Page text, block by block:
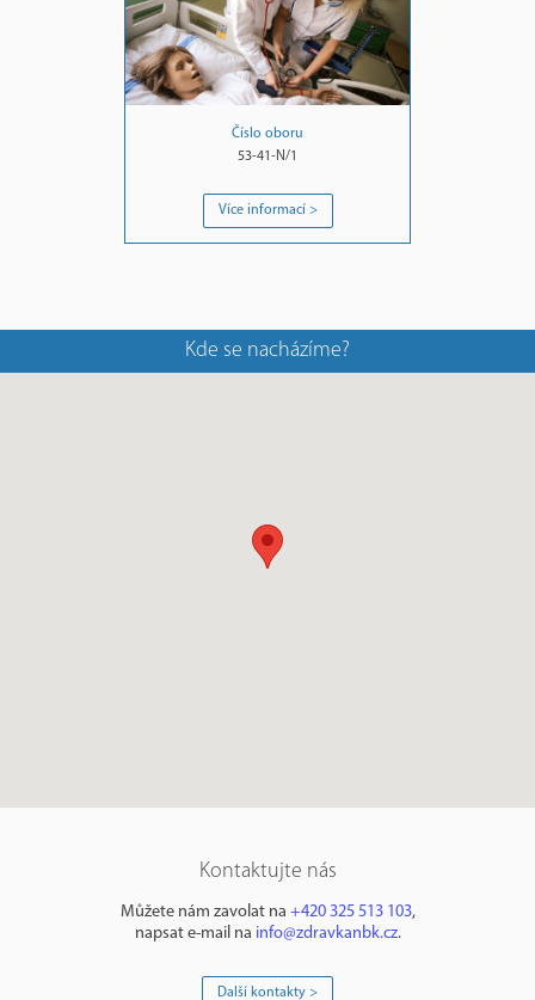
Číslo oboru
53-41-N/1
Více informací >
Kde se nacházíme?
Kontaktujte nás
Můžete nám zavolat na +420 325 513 103,
napsat e-mail na info@zdravkanbk.cz.
Další kontakty >